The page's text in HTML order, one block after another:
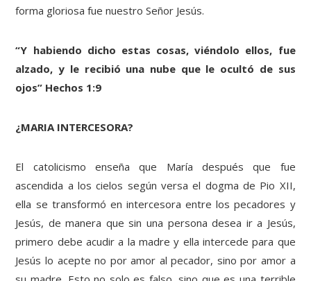
forma gloriosa fue nuestro Señor Jesús.
“Y habiendo dicho estas cosas, viéndolo ellos, fue
alzado, y le recibió una nube que le ocultó de sus
ojos” Hechos 1:9
¿MARIA INTERCESORA?
El catolicismo enseña que María después que fue
ascendida a los cielos según versa el dogma de Pio XII,
ella se transformó en intercesora entre los pecadores y
Jesús, de manera que sin una persona desea ir a Jesús,
primero debe acudir a la madre y ella intercede para que
Jesús lo acepte no por amor al pecador, sino por amor a